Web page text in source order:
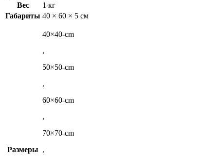
Вес
1 кг
Габариты 40 × 60 × 5 см
Размеры
40×40-cm
,
50×50-cm
,
60×60-cm
,
70×70-cm
,